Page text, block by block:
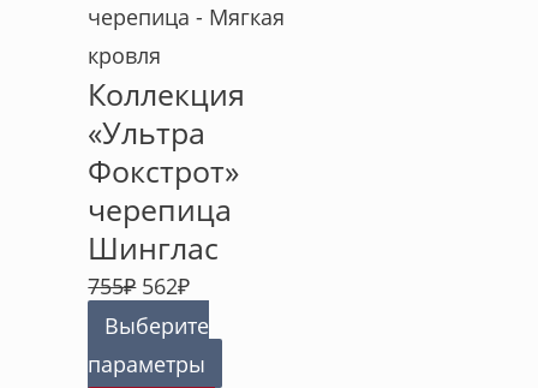
черепица - Мягкая
кровля
Коллекция
«Ультра
Фокстрот»
черепица
Шинглас
755₽ 562₽
Выберите
параметры